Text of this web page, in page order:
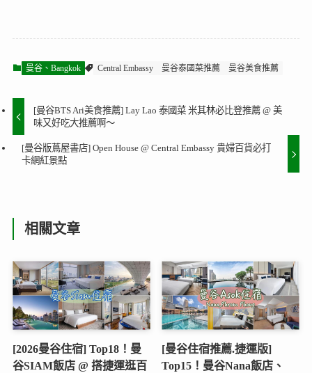
曼谷、Bangkok Central Embassy 曼谷泰國菜推薦 曼谷美食推薦
[曼谷BTS Ari美食推薦] Lay Lao 泰國菜 米其林必比登推薦 @ 美
味又好吃大推薦啊～
[曼谷版蔦屋書店] Open House @ Central Embassy 貴婦百貨必打
卡網紅景點
相關文章
[2026曼谷住宿] Top18！曼
谷SIAM飯店 @ 搭捷運逛百
[曼谷住宿推薦.捷運版]
Top15！曼谷Nana飯店、